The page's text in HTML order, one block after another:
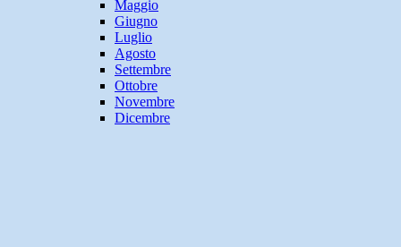
Maggio
Giugno
Luglio
Agosto
Settembre
Ottobre
Novembre
Dicembre